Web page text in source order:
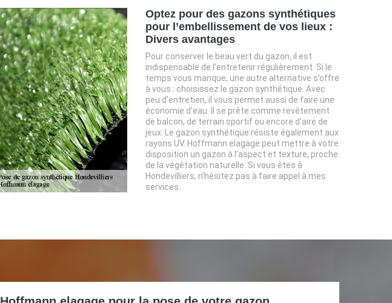
Optez pour des gazons synthétiques
pour l’embellissement de vos lieux :
Divers avantages
Pour conserver le beau vert du gazon, il est
indispensable de l’entretenir régulièrement. Si le
temps vous manque, une autre alternative s’offre
à vous : choisissez le gazon synthétique. Avec
peu d'entretien, il vous permet aussi de faire une
économie d'eau. Il se prête comme revêtement
de balcon, de terrain sportif ou encore d'aire de
jeux. Le gazon synthétique résiste également aux
rayons UV. Hoffmann elagage peut mettre à votre
disposition un gazon à l’aspect et texture, proche
de la végétation naturelle. Si vous êtes à
Hondevilliers, n’hésitez pas à faire appel à mes
services.